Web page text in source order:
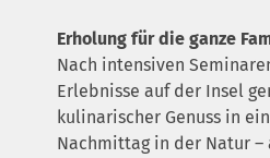
Erholung für die ganze
Nach intensiven
Erlebnisse auf der Insel
kulinarischer Genuss in
Nachmittag in der Natur